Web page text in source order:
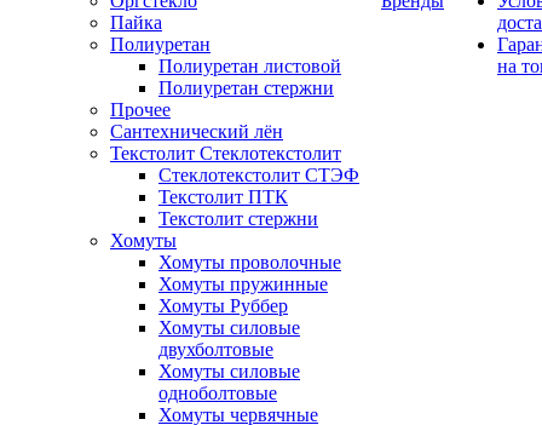
Пайка
Полиуретан
Полиуретан листовой
Полиуретан стержни
Прочее
Сантехнический лён
Текстолит Стеклотекстолит
Стеклотекстолит СТЭФ
Текстолит ПТК
Текстолит стержни
Хомуты
Хомуты проволочные
Хомуты пружинные
Хомуты Руббер
Хомуты силовые
двухболтовые
Хомуты силовые
одноболтовые
Хомуты червячные
на